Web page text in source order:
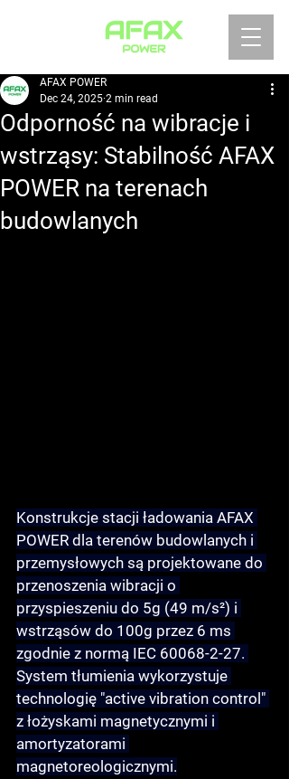
Odporność na wibracje i
wstrząsy: Stabilność AFAX
POWER na terenach
budowlanych
AFAX POWER
Dec 24, 2025 2 min read
Konstrukcje stacji ładowania AFAX
POWER dla terenów budowlanych i
przemysłowych są projektowane do
przenoszenia wibracji o
przyspieszeniu do 5g (49 m/s²) i
wstrząsów do 100g przez 6 ms
zgodnie z normą IEC 60068-2-27.
System tłumienia wykorzystuje
technologię "active vibration control"
z łożyskami magnetycznymi i
amortyzatorami
magnetoreologicznymi.